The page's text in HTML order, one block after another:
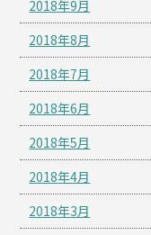
2018年9月
2018年8月
2018年7月
2018年6月
2018年5月
2018年4月
2018年3月